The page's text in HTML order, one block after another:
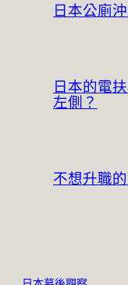
日本公廁
日本的電
左側？
不想升職